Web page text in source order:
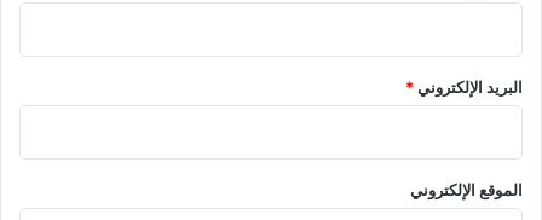
البريد الإلكتروني*
الموقع الإلكتروني